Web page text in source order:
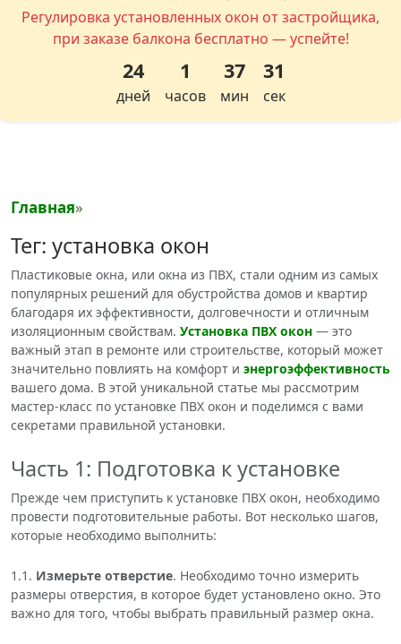
Регулировка установленных окон от застройщика,
при заказе балкона бесплатно — успейте!
24
дней
1
часов
37
мин
30
сек
Главная»
Тег: установка окон
Пластиковые окна, или окна из ПВХ, стали одним из самых
популярных решений для обустройства домов и квартир
благодаря их эффективности, долговечности и отличным
изоляционным свойствам. Установка ПВХ окон — это
важный этап в ремонте или строительстве, который может
значительно повлиять на комфорт и энергоэффективность
вашего дома. В этой уникальной статье мы рассмотрим
мастер-класс по установке ПВХ окон и поделимся с вами
секретами правильной установки.
Часть 1: Подготовка к установке
Прежде чем приступить к установке ПВХ окон, необходимо
провести подготовительные работы. Вот несколько шагов,
которые необходимо выполнить:
1.1. Измерьте отверстие. Необходимо точно измерить
размеры отверстия, в которое будет установлено окно. Это
важно для того, чтобы выбрать правильный размер окна.